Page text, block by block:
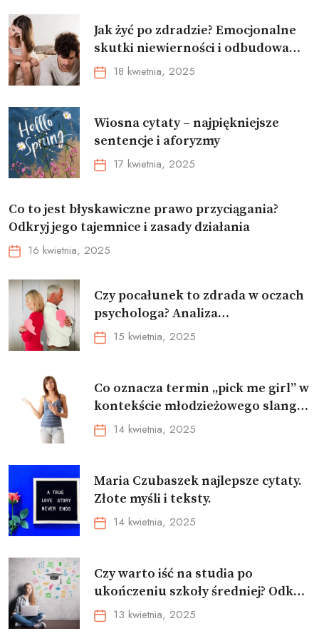
Jak żyć po zdradzie? Emocjonalne
skutki niewierności i odbudowa
związku
18 kwietnia, 2025
Wiosna cytaty – najpiękniejsze
sentencje i aforyzmy
17 kwietnia, 2025
Co to jest błyskawiczne prawo przyciągania?
Odkryj jego tajemnice i zasady działania
16 kwietnia, 2025
Czy pocałunek to zdrada w oczach
psychologa? Analiza
emocjonalnych i psychologicznych
aspektów
15 kwietnia, 2025
Co oznacza termin „pick me girl” w
kontekście młodzieżowego slangu
oraz jakie ma znaczenie dla kobiet i
mężczyzn?
14 kwietnia, 2025
Maria Czubaszek najlepsze cytaty.
Złote myśli i teksty.
14 kwietnia, 2025
Czy warto iść na studia po
ukończeniu szkoły średniej? Odkryj
korzyści płynące z wyższego
wykształcenia na rynku pracy
13 kwietnia, 2025